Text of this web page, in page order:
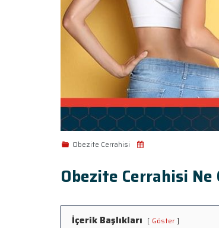
Obezite Cerrahisi
Obezite Cerrahisi
İçerik Başlıkları Göster